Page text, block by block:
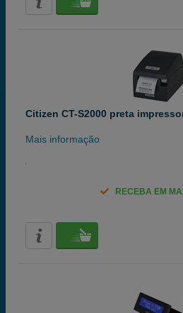
Citizen CT-S2000 preta
Mais informação
RECEBA EM